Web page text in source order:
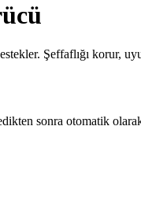
Şeffaflığı korur,
sonra otomatik